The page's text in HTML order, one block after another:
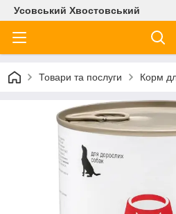
Усовський Хвостовський
Товари та послуги Корм